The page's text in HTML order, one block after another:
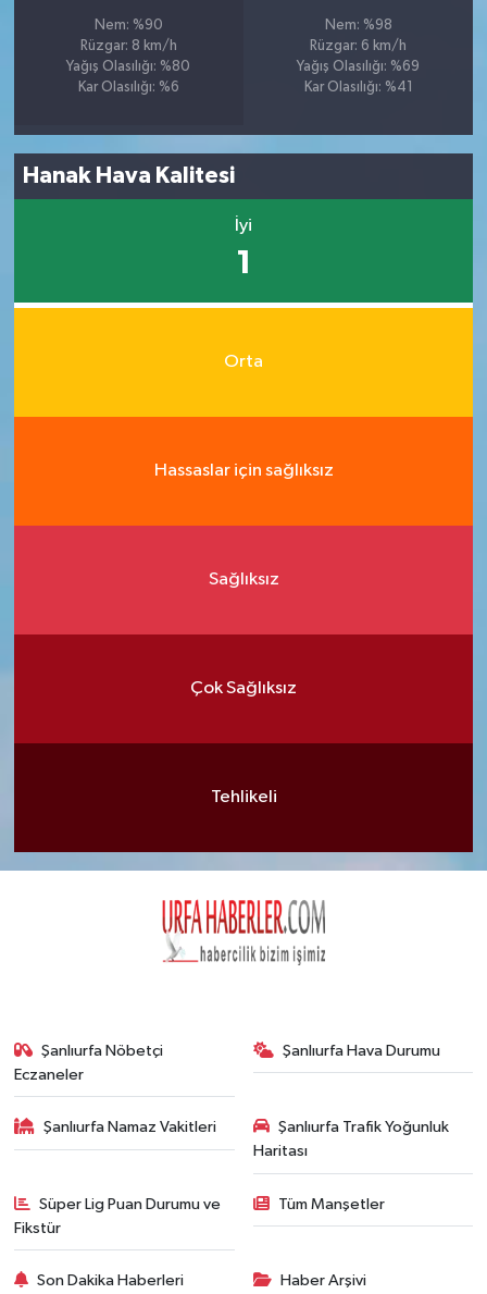
Nem: %90
Rüzgar: 8 km/h
Yağış Olasılığı: %80
Kar Olasılığı: %6
Nem: %98
Rüzgar: 6 km/h
Yağış Olasılığı: %69
Kar Olasılığı: %41
Hanak Hava Kalitesi
İyi
1
Orta
Hassaslar için sağlıksız
Sağlıksız
Çok Sağlıksız
Tehlikeli
Şanlıurfa Nöbetçi
Eczaneler
Şanlıurfa Hava Durumu
Şanlıurfa Namaz Vakitleri
Şanlıurfa Trafik Yoğunluk
Haritası
Süper Lig Puan Durumu ve
Fikstür
Tüm Manşetler
Son Dakika Haberleri Haber Arşivi